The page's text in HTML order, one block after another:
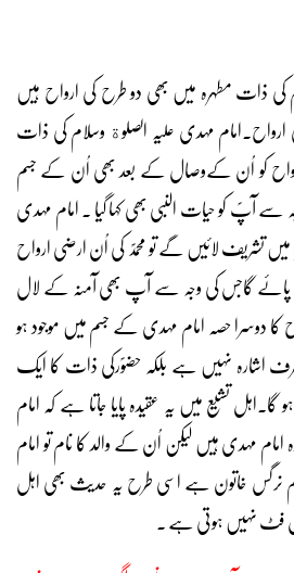
کی ذات مطہرہ میں بھی دو طرح کی ارواح ہیں
مہدی علیہ الصلوة وسلام کی ذات
کو اُن کےوصال کے بعد بھی اُن کے جسم
سے آپؐ کو حیات النبی بھی کہا گیا ۔ امام مہدی
تشریف لائیں گے تو محمدؐ کی اُن ارضی ارواح
گاجس کی وجہ سے آپ بھی آمنہ کے لال
کا دوسرا حصہ امام مہدی کے جسم میں موجود ہو
اشارہ نہیں ہے بلکہ حضوؐرکی ذات کا ایک
تشیع میں یہ عقیدہ پایا جاتا ہے کہ امام
مہدی ہیں لیکن اُن کے والد کا نام تو امام
نرگس خاتون ہے اسی طرح یہ حدیث بھی اہل
فٹ نہیں ہوتی ہے ۔